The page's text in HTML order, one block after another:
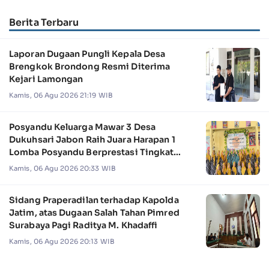
Berita Terbaru
Laporan Dugaan Pungli Kepala Desa
Brengkok Brondong Resmi Diterima
Kejari Lamongan
Kamis, 06 Agu 2026 21:19 WIB
Posyandu Keluarga Mawar 3 Desa
Dukuhsari Jabon Raih Juara Harapan 1
Lomba Posyandu Berprestasi Tingkat
Jawa Timur 2026
Kamis, 06 Agu 2026 20:33 WIB
Sidang Praperadilan terhadap Kapolda
Jatim, atas Dugaan Salah Tahan Pimred
Surabaya Pagi Raditya M. Khadaffi
Kamis, 06 Agu 2026 20:13 WIB